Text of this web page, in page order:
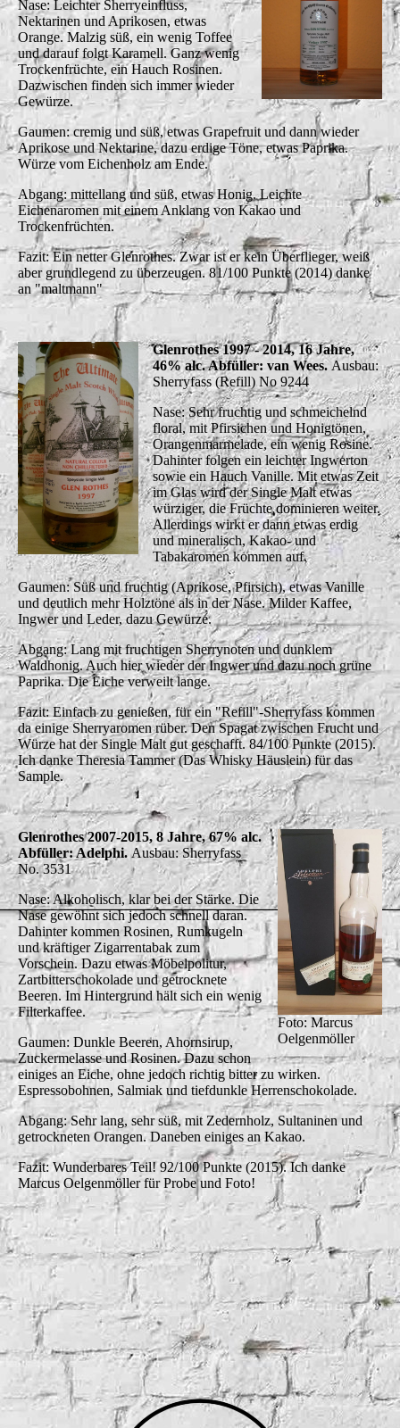
Nase: Leichter Sherryeinfluss,
Nektarinen und Aprikosen, etwas
Orange. Malzig süß, ein wenig Toffee
und darauf folgt Karamell. Ganz wenig
Trockenfrüchte, ein Hauch Rosinen.
Dazwischen finden sich immer wieder
Gewürze.
Gaumen: cremig und süß, etwas Grapefruit und dann wieder
Aprikose und Nektarine, dazu erdige Töne, etwas Paprika.
Würze vom Eichenholz am Ende.
Abgang: mittellang und süß, etwas Honig. Leichte
Eichenaromen mit einem Anklang von Kakao und
Trockenfrüchten.
Fazit: Ein netter Glenrothes. Zwar ist er kein Überflieger, weiß
aber grundlegend zu überzeugen. 81/100 Punkte (2014) danke
an "maltmann"
Glenrothes 1997 - 2014, 16 Jahre,
46% alc. Abfüller: van Wees.Ausbau:
Sherryfass (Refill) No 9244
Nase: Sehr fruchtig und schmeichelnd
floral, mit Pfirsichen und Honigtönen,
Orangenmarmelade, ein wenig Rosine.
Dahinter folgen ein leichter Ingwerton
sowie ein Hauch Vanille. Mit etwas Zeit
im Glas wird der Single Malt etwas
würziger, die Früchte dominieren weiter.
Allerdings wirkt er dann etwas erdig
und mineralisch, Kakao- und
Tabakaromen kommen auf.
Gaumen: Süß und fruchtig (Aprikose, Pfirsich), etwas Vanille
und deutlich mehr Holztöne als in der Nase. Milder Kaffee,
Ingwer und Leder, dazu Gewürze.
Abgang: Lang mit fruchtigen Sherrynoten und dunklem
Waldhonig. Auch hier wieder der Ingwer und dazu noch grüne
Paprika. Die Eiche verweilt lange.
Fazit: Einfach zu genießen, für ein "Refill"-Sherryfass kommen
da einige Sherryaromen rüber. Den Spagat zwischen Frucht und
Würze hat der Single Malt gut geschafft.84/100 Punkte (2015).
Ich danke Theresia Tammer (Das Whisky Häuslein) für das
Sample.
Foto: Marcus
Oelgenmöller
Glenrothes 2007-2015, 8 Jahre, 67% alc.
Abfüller: Adelphi.Ausbau: Sherryfass
No. 3531
Nase: Alkoholisch, klar bei der Stärke. Die
Nase gewöhnt sich jedoch schnell daran.
Dahinter kommen Rosinen, Rumkugeln
und kräftiger Zigarrentabak zum
Vorschein. Dazu etwas Möbelpolitur,
Zartbitterschokolade und getrocknete
Beeren. Im Hintergrund hält sich ein wenig
Filterkaffee.
Gaumen: Dunkle Beeren, Ahornsirup,
Zuckermelasse und Rosinen. Dazu schon
einiges an Eiche, ohne jedoch richtig bitter zu wirken.
Espressobohnen, Salmiak und tiefdunkle Herrenschokolade.
Abgang: Sehr lang, sehr süß, mit Zedernholz, Sultaninen und
getrockneten Orangen. Daneben einiges an Kakao.
Fazit: Wunderbares Teil! 92/100 Punkte (2015). Ich danke
Marcus Oelgenmöller für Probe und Foto!